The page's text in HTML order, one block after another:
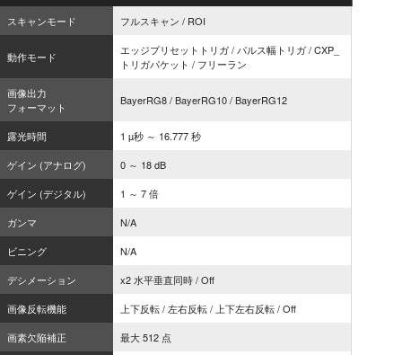
スキャンモード
フルスキャン / ROI
動作モード
エッジプリセットトリガ / パルス幅トリガ / CXP_
トリガパケット / フリーラン
画像出力
フォーマット
BayerRG8 / BayerRG10 / BayerRG12
露光時間
1 µ秒 ～ 16.777 秒
ゲイン (アナログ)
0 ～ 18 dB
ゲイン (デジタル)
1 ～ 7 倍
ガンマ
N/A
ビニング
N/A
デシメーション
x2 水平垂直同時 / Off
画像反転機能
上下反転 / 左右反転 / 上下左右反転 / Off
画素欠陥補正
最大 512 点